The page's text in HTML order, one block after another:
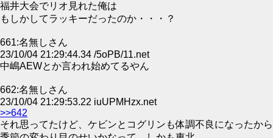
福井大会でリオ見れた俺は
もしかしてラッキーだったのか・・・？
661:名無しさん
23/10/04 21:29:44.34 /5oPB/11.net
中嶋AEWとか言われ始めてるやん
662:名無しさん
23/10/04 21:29:53.22 iuUPMHzx.net
>>642
それ思ってたけど、ケビンとコグリンも体調不良になったから